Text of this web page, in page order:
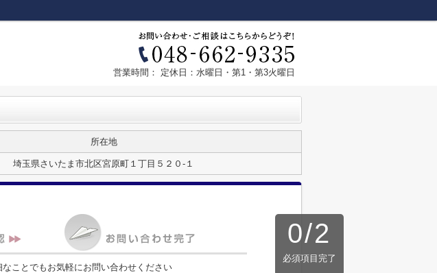
営業時間： 定休日：水曜日・第1・第3火曜日
所在地
埼玉県さいたま市北区宮原町１丁目５２０-１
0/2
必須項目完了
ことでもお気軽にお問い合わせください